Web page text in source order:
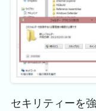
セキリティーを